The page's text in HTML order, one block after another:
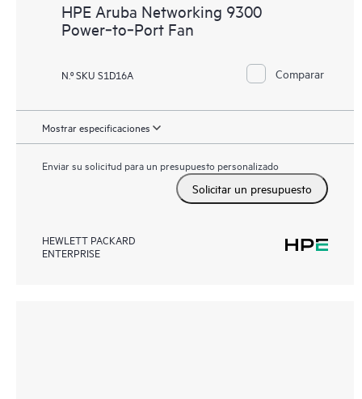
HPE Aruba Networking 9300
Power‑to‑Port Fan
N.º SKU S1D16A Comparar
Mostrar especificaciones
Enviar su solicitud para un presupuesto personalizado
Solicitar un presupuesto
HEWLETT PACKARD
ENTERPRISE